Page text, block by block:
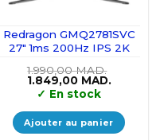
Redragon GMQ2781SVC
27″ 1ms 200Hz IPS 2K
1.990,00MAD.
Le
prix
initial
était :
1.990,00 MAD..
1.849,00 MAD.Le
est :
1.849,00
✓ En stock
Ajouter au panier